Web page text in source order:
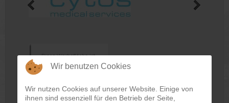
Wir benutzen Cookies
Wir nutzen Cookies auf unserer Website. Einige von
ihnen sind essenziell für den Betrieb der Seite,